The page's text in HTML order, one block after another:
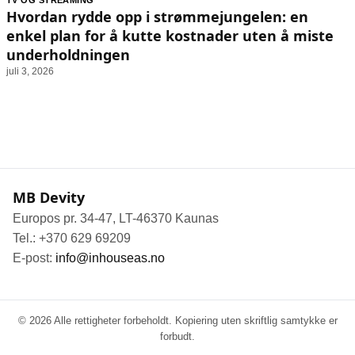
Animasjon
Sosiale medier
Musikk
Filmkveld
Brukervilkår
Kontakt oss
Forfattere og redaksjon
Hvordan rydde opp i strømmejungelen: en
enkel plan for å kutte kostnader uten å miste
underholdningen
juli 3, 2026
MB Devity
Europos pr. 34-47, LT-46370 Kaunas
Tel.: +370 629 69209
E-post: info@inhouseas.no
© 2026 Alle rettigheter forbeholdt. Kopiering uten skriftlig samtykke er
forbudt.